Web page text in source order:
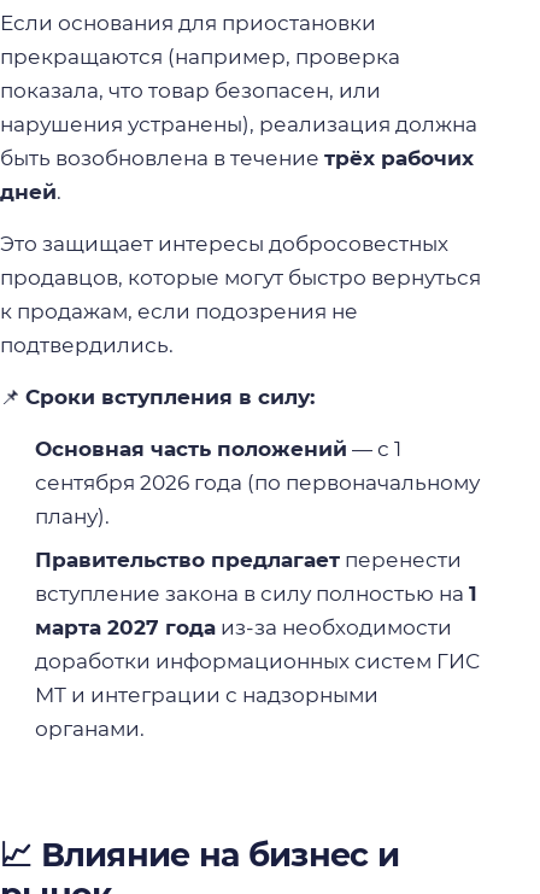
Если основания для приостановки
прекращаются (например, проверка
показала, что товар безопасен, или
нарушения устранены), реализация должна
быть возобновлена в течение трёх рабочих
дней.
Это защищает интересы добросовестных
продавцов, которые могут быстро вернуться
к продажам, если подозрения не
подтвердились.
📌 Сроки вступления в силу:
Основная часть положений — с 1
сентября 2026 года (по первоначальному
плану).
Правительство предлагаетперенести
вступление закона в силу полностью на 1
марта 2027 годаиз-за необходимости
доработки информационных систем ГИС
МТ и интеграции с надзорными
органами.
📈 Влияние на бизнес и